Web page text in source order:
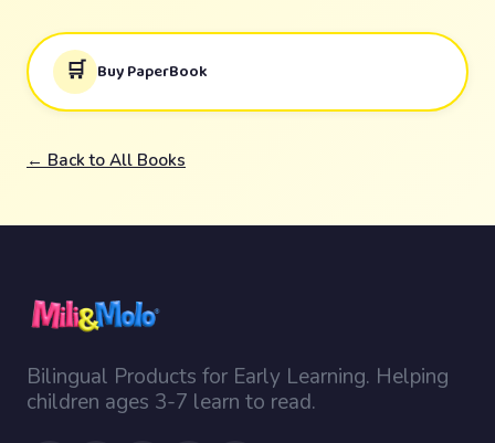
🛒 Buy PaperBook
← Back to All Books
Bilingual Products for Early Learning. Helping
children ages 3-7 learn to read.